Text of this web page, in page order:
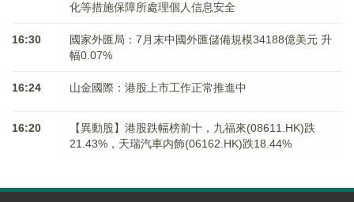
化等措施保障所處理個人信息安全
16:30
國家外匯局：7月末中國外匯儲備規模34188億美元 升
幅0.07%
16:24 山金國際：港股上市工作正常推進中
16:20
【異動股】港股跌幅榜前十，九福來(08611.HK)跌
21.43%，天瑞汽車内飾(06162.HK)跌18.44%